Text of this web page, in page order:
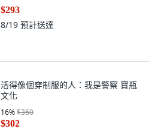
$293
8/19 預計送達
活得像個穿制服的人：我是警察 寶瓶
文化
16%$360
$302